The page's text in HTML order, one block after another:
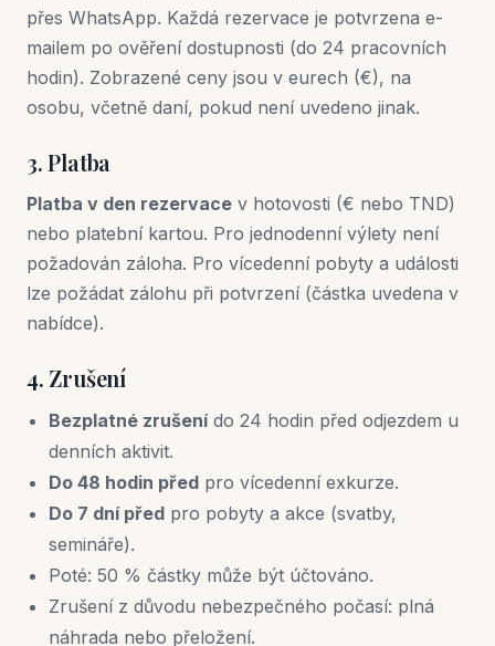
přes WhatsApp. Každá rezervace je potvrzena e-
mailem po ověření dostupnosti (do 24 pracovních
hodin). Zobrazené ceny jsou v eurech (€), na
osobu, včetně daní, pokud není uvedeno jinak.
3. Platba
Platba v den rezervace v hotovosti (€ nebo TND)
nebo platební kartou. Pro jednodenní výlety není
požadován záloha. Pro vícedenní pobyty a události
lze požádat zálohu při potvrzení (částka uvedena v
nabídce).
4. Zrušení
Bezplatné zrušenído 24 hodin před odjezdem u
denních aktivit.
Do 48 hodin před pro vícedenní exkurze.
Do 7 dní před pro pobyty a akce (svatby,
semináře).
Poté: 50 % částky může být účtováno.
Zrušení z důvodu nebezpečného počasí: plná
náhrada nebo přeložení.